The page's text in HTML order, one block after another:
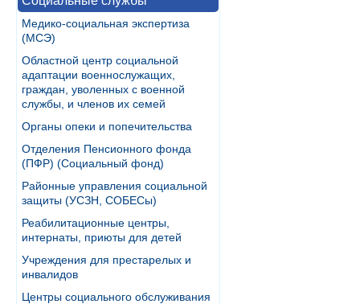
Медико-социальная экспертиза
(МСЭ)
Областной центр социальной
адаптации военнослужащих,
граждан, уволенных с военной
службы, и членов их семей
Органы опеки и попечительства
Отделения Пенсионного фонда
(ПФР) (Социальный фонд)
Районные управления социальной
защиты (УСЗН, СОБЕСы)
Реабилитационные центры,
интернаты, приюты для детей
Учреждения для престарелых и
инвалидов
Центры социального обслуживания